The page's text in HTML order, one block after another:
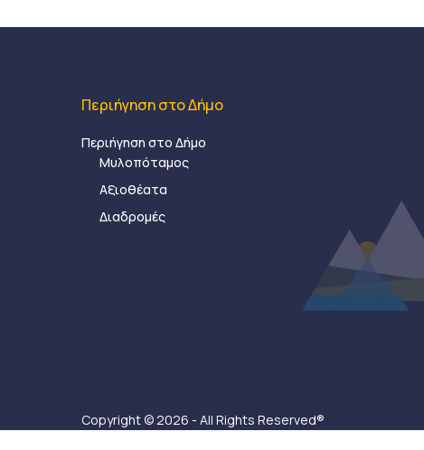
Περιήγηση στο Δήμο
Περιήγηση στο Δήμο
Μυλοπόταμος
Αξιοθέατα
Διαδρομές
Copyright © 2026 - All Rights Reserved®